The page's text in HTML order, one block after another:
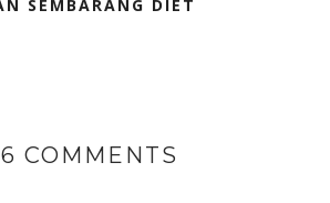
SEMBARANG DIET
COMMENTS